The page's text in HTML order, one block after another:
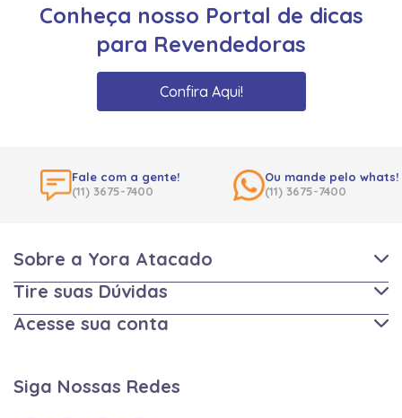
Conheça nosso Portal de dicas
para Revendedoras
Confira Aqui!
Fale com a gente!
(11) 3675-7400
Ou mande pelo whats!
(11) 3675-7400
Sobre a Yora Atacado
Tire suas Dúvidas
Acesse sua conta
Siga Nossas Redes